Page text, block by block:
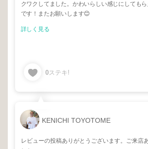
クワクしてました。かわいらしい感じにしても
です！またお願いします😊
詳しく見る
0ステキ!
KENICHI TOYOTOME
レビューの投稿ありがとうございます。ご来店